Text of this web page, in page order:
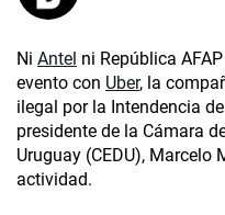
Ni Antel ni República
evento con Uber, la
ilegal por la Intendencia
presidente de la Cámara
Uruguay (CEDU), Marcelo
actividad.